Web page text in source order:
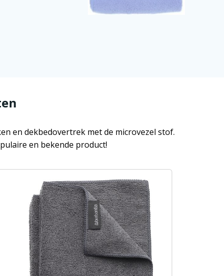
en dekbedovertrek met de microvezel stof.
en bekende product!